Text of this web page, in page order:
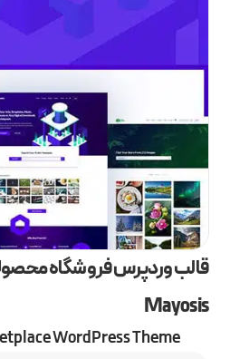
قالب وردپرس فروشگاه
Mayosis
WordPress Theme